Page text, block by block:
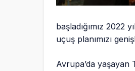
başladığımız 2022
uçuş planımızı
Avrupa’da